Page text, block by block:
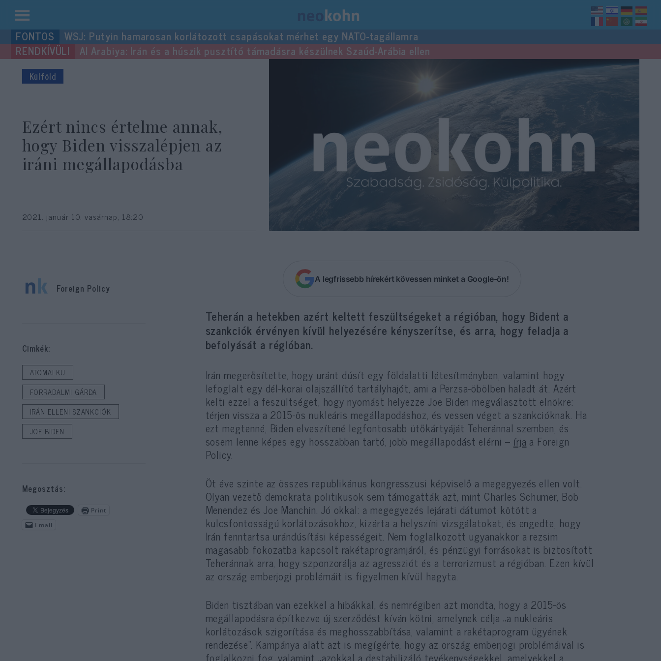
Kilépés
a
tartalomba
WSJ: Putyin hamarosan korlátozott csapásokat mérhet egy NATO-tagállamra
Al Arabiya: Irán és a húszik pusztító támadásra készülnek Szaúd-Arábia ellen
Külföld
Ezért nincs értelme annak,
hogy Biden visszalépjen az
iráni megállapodásba
2021. január 10. vasárnap, 18:20
A legfrissebb hírekért kövessen minket a Google-ön!
Teherán a hetekben azért keltett feszültségeket a régióban, hogy Bident a
szankciók érvényen kívül helyezésére kényszerítse, és arra, hogy feladja a
befolyását a régióban.
Irán megerősítette, hogy uránt dúsít egy földalatti létesítményben, valamint hogy
lefoglalt egy dél-korai olajszállító tartályhajót, ami a Perzsa-öbölben haladt át. Azért
kelti ezzel a feszültséget, hogy nyomást helyezze Joe Biden megválasztott elnökre:
térjen vissza a 2015-ös nukleáris megállapodáshoz, és vessen véget a szankcióknak. Ha
ezt megtenné, Biden elveszítené legfontosabb ütőkártyáját Teheránnal szemben, és
sosem lenne képes egy hosszabban tartó, jobb megállapodást elérni – írja a Foreign
Policy.
Öt éve szinte az összes republikánus kongresszusi képviselő a megegyezés ellen volt.
Olyan vezető demokrata politikusok sem támogatták azt, mint Charles Schumer, Bob
Menendez és Joe Manchin. Jó okkal: a megegyezés lejárati dátumot kötött a
kulcsfontosságú korlátozásokhoz, kizárta a helyszíni vizsgálatokat, és engedte, hogy
Irán fenntartsa urándúsítási képességeit. Nem foglalkozott ugyanakkor a rezsim
magasabb fokozatba kapcsolt rakétaprogramjáról, és pénzügyi forrásokat is biztosított
Teheránnak arra, hogy szponzorálja az agressziót és a terrorizmust a régióban. Ezen kívül
az ország emberjogi problémáit is figyelmen kívül hagyta.
Biden tisztában van ezekkel a hibákkal, és nemrégiben azt mondta, hogy a 2015-ös
megállapodásra építkezve új szerződést kíván kötni, amelynek célja „a nukleáris
korlátozások szigorítása és meghosszabbítása, valamint a rakétaprogram ügyének
rendezése”. Kampánya alatt azt is megígérte, hogy az ország emberjogi problémáival is
foglalkozni fog, valamint „azokkal a destabilizáló tevékenységekkel, amelyekkel a
Foreign Policy
Cimkék:
ATOMALKU
FORRADALMI GÁRDA
IRÁN ELLENI SZANKCIÓK
JOE BIDEN
Megosztás:
Print
Email